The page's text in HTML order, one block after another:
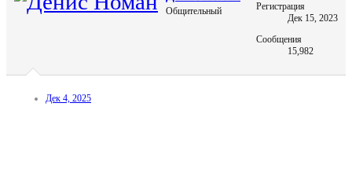
Общительный
Регистрация
Дек 15, 2023
Сообщения
15,982
Дек 4, 2025